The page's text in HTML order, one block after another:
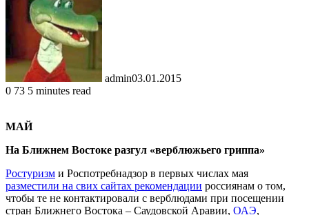
admin03.01.2015
0 73 5 minutes read
МАЙ
На Ближнем Востоке разгул «верблюжьего гриппа»
Ростуризм и Роспотребнадзор в первых числах мая
разместили на свих сайтах рекомендации россиянам о том,
чтобы те не контактировали с верблюдами при посещении
стран Ближнего Востока – Саудовской Аравии, ОАЭ,